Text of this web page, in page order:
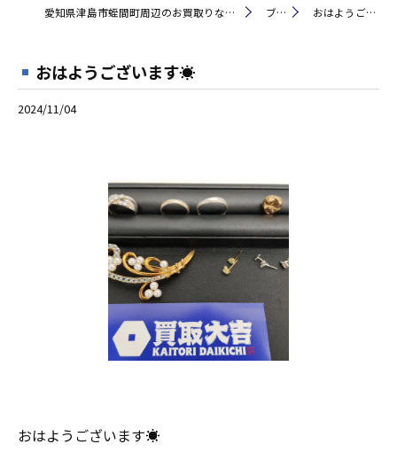
愛知県津島市蛭間町周辺のお買取りなら買取大吉 ヤマナカ神守店 ブログ おはようございます☀
おはようございます☀
2024/11/04
おはようございます☀